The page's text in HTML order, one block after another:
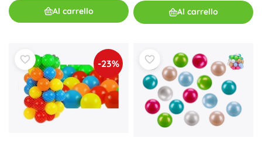
Al carrello Al carrello
-23%